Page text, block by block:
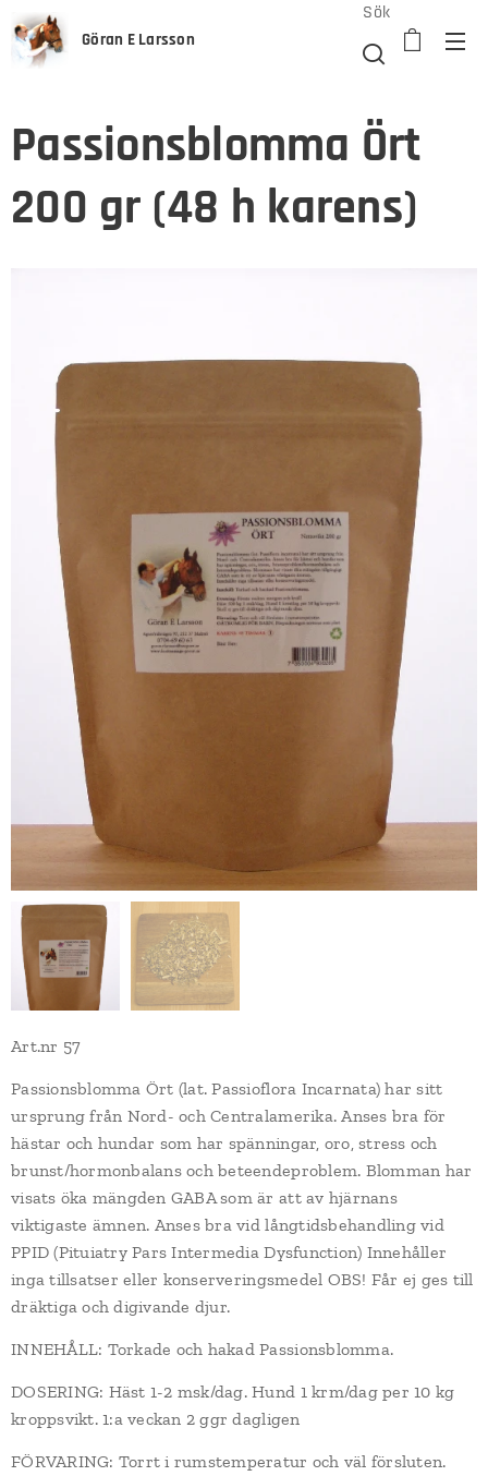
Göran E Larsson
Sök
Passionsblomma Ört
200 gr (48 h karens)
Art.nr 57
Passionsblomma Ört (lat. Passioflora Incarnata) har sitt
ursprung från Nord- och Centralamerika. Anses bra för
hästar och hundar som har spänningar, oro, stress och
brunst/hormonbalans och beteendeproblem. Blomman har
visats öka mängden GABA som är att av hjärnans
viktigaste ämnen. Anses bra vid långtidsbehandling vid
PPID (Pituiatry Pars Intermedia Dysfunction) Innehåller
inga tillsatser eller konserveringsmedel OBS! Får ej ges till
dräktiga och digivande djur.
INNEHÅLL: Torkade och hakad Passionsblomma.
DOSERING: Häst 1-2 msk/dag. Hund 1 krm/dag per 10 kg
kroppsvikt. 1:a veckan 2 ggr dagligen
FÖRVARING: Torrt i rumstemperatur och väl försluten.